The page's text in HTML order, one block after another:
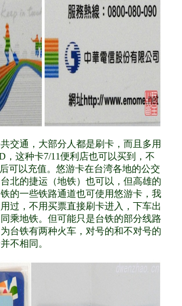
交通，大部分人都是刷卡，而且多用
，这种卡7/11便利店也可以买到，不
可以充值。悠游卡在台湾各地的公交
北的捷运（地铁）也可以，但高雄的
的一些铁路通道也可使用悠游卡，我
过，不用买票直接刷卡进入，下车出
乘地铁。但可能只是台铁的部分线路
台铁有两种火车，对号的和不对号的
不相同。